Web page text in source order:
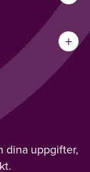
+
dina uppgifter,